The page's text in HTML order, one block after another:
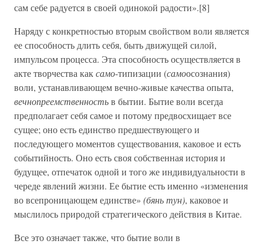
сам себе радуется в своей одинокой радости».[8]
Наряду с конкретностью вторым свойством воли является
ее способность длить себя, быть движущей силой,
импульсом процесса. Эта способность осуществляется в
акте творчества каксамо-типизации (самоосознания)
воли, устанавливающем вечно-живые качества опыта,
вечнопреемственностьв бытии. Бытие воли всегда
предполагает себя самое и потому предвосхищает все
сущее; оно есть единство предшествующего и
последующего моментов существования, каковое и есть
событийность. Оно есть своя собственная история и
будущее, отпечаток одной и того же индивидуальности в
череде явлений жизни. Ее бытие есть именно «изменения
во всепроницающем единстве» (бянь тун), каковое и
мыслилось природой стратегического действия в Китае.
Все это означает также, что бытие воли в